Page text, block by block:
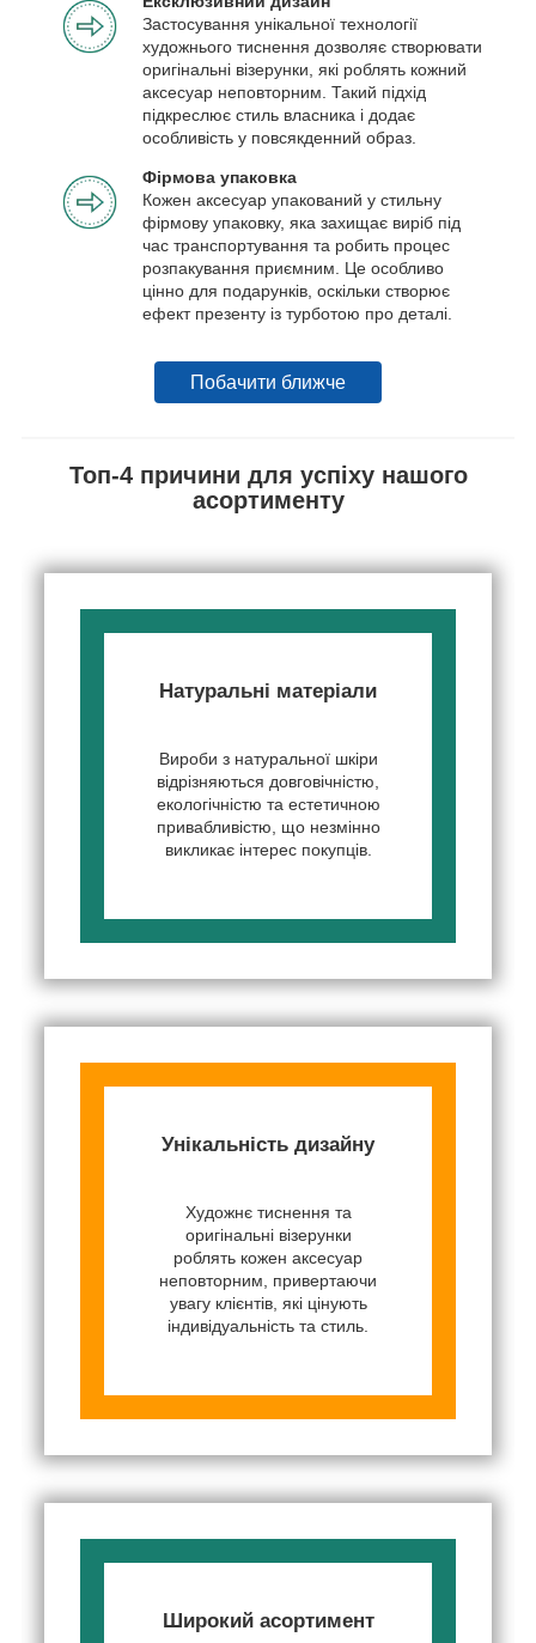
Застосування унікальної технології
художнього тиснення дозволяє створювати
оригінальні візерунки, які роблять кожний
аксесуар неповторним. Такий підхід
підкреслює стиль власника і додає
особливість у повсякденний образ.
Фірмова упаковка
Кожен аксесуар упакований у стильну
фірмову упаковку, яка захищає виріб під
час транспортування та робить процес
розпакування приємним. Це особливо
цінно для подарунків, оскільки створює
ефект презенту із турботою про деталі.
Побачити ближче
Топ-4 причини для успіху нашого
асортименту
Натуральні матеріали
Вироби з натуральної шкіри
відрізняються довговічністю,
екологічністю та естетичною
привабливістю, що незмінно
викликає інтерес покупців.
Унікальність дизайну
Художнє тиснення та
оригінальні візерунки
роблять кожен аксесуар
неповторним, привертаючи
увагу клієнтів, які цінують
індивідуальність та стиль.
Широкий асортимент